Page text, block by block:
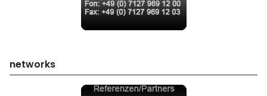
networks